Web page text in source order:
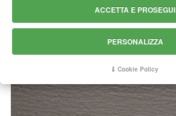
ACCETTA E PROSEGUI
PERSONALIZZA
Cookie Policy